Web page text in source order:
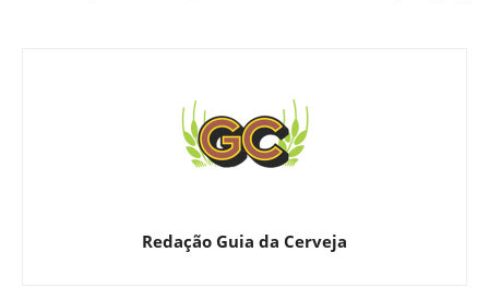
Redação Guia da Cerveja